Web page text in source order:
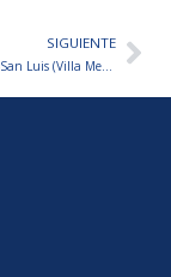
SIGUIENTE
Asesor de Ventas-San Luis (Villa Mercedes)